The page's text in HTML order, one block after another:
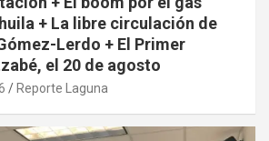
+ La libre circulación de
Lerdo + El Primer
el 20 de agosto
Reporte Laguna